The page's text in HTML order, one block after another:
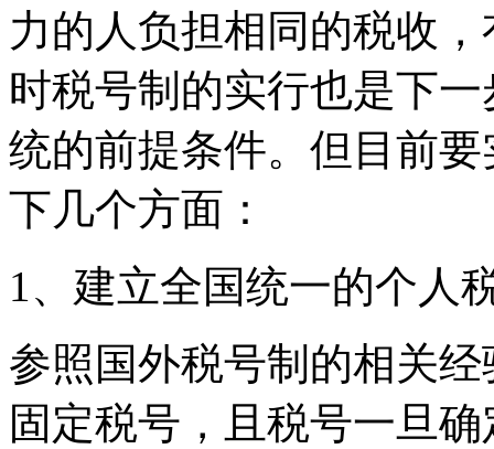
力的人负担相同的税收
时税号制的实行也是下
统的前提条件。但目前
下几个方面：
1、建立全国统一的个人
参照国外税号制的相关
固定税号，且税号一旦